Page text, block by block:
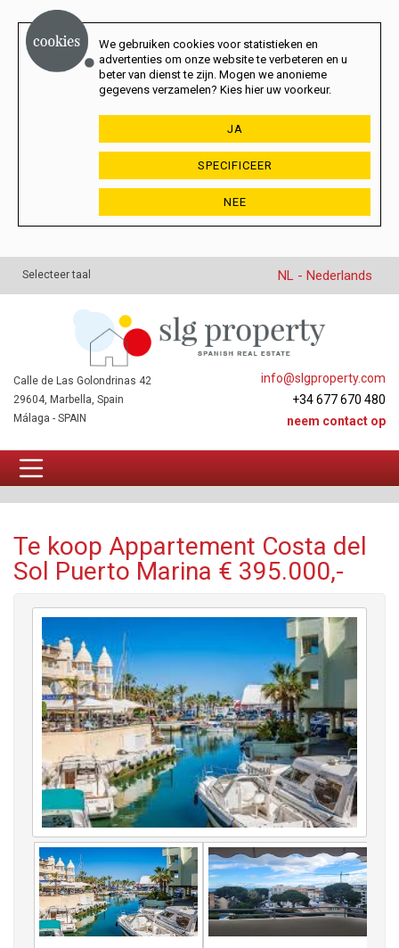
We gebruiken cookies voor statistieken en
advertenties om onze website te verbeteren en u
beter van dienst te zijn. Mogen we anonieme
gegevens verzamelen? Kies hier uw voorkeur.
JA
SPECIFICEER
NEE
Selecteer taal NL - Nederlands
info@slgproperty.com
+34 677 670 480
neem contact op
Calle de Las Golondrinas 42
29604, Marbella, Spain
Málaga - SPAIN
Te koop Appartement Costa del
Sol Puerto Marina € 395.000,-